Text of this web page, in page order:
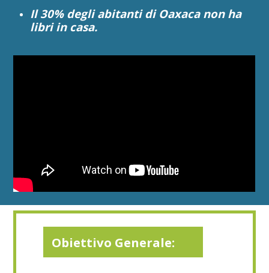
Il 30% degli abitanti di Oaxaca non ha
libri in casa.
Obiettivo Generale: